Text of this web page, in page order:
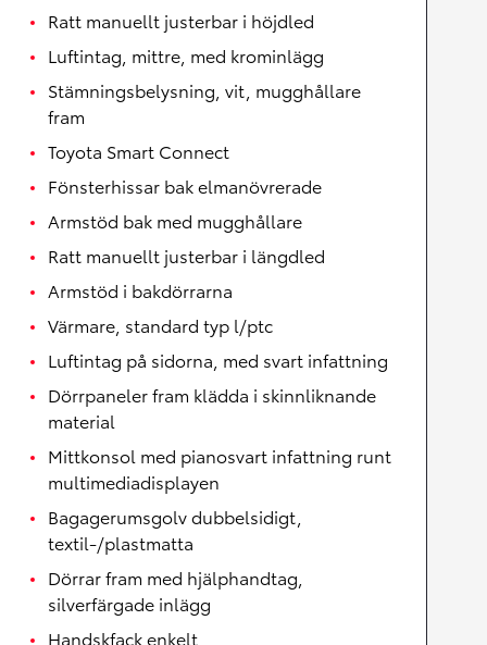
Ratt manuellt justerbar i höjdled
Luftintag, mittre, med krominlägg
Stämningsbelysning, vit, mugghållare
fram
Toyota Smart Connect
Fönsterhissar bak elmanövrerade
Armstöd bak med mugghållare
Ratt manuellt justerbar i längdled
Armstöd i bakdörrarna
Värmare, standard typ l/ptc
Luftintag på sidorna, med svart infattning
Dörrpaneler fram klädda i skinnliknande
material
Mittkonsol med pianosvart infattning runt
multimediadisplayen
Bagagerumsgolv dubbelsidigt,
textil-/plastmatta
Dörrar fram med hjälphandtag,
silverfärgade inlägg
Handskfack enkelt